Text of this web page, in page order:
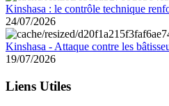
Kinshasa : le contrôle technique
24/07/2026
Kinshasa - Attaque contre les
19/07/2026
Liens Utiles